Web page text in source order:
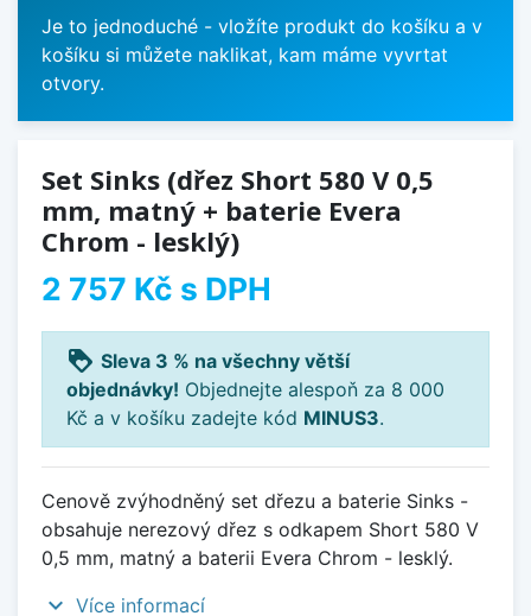
Je to jednoduché - vložíte produkt do košíku a v
košíku si můžete naklikat, kam máme vyvrtat
otvory.
Set Sinks (dřez Short 580 V 0,5
mm, matný + baterie Evera
Chrom - lesklý)
2 757 Kč s DPH
loyalty Sleva 3 % na všechny větší
objednávky! Objednejte alespoň za 8 000
Kč a v košíku zadejte kód MINUS3.
Cenově zvýhodněný set dřezu a baterie Sinks -
obsahuje nerezový dřez s odkapem Short 580 V
0,5 mm, matný a baterii Evera Chrom - lesklý.
expand_more Více informací